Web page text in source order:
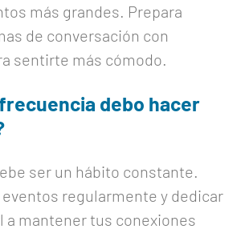
más grandes. Prepara
de conversación con
sentirte más cómodo.
debo hacer
ser un hábito constante.
regularmente y dedicar
a mantener tus conexiones